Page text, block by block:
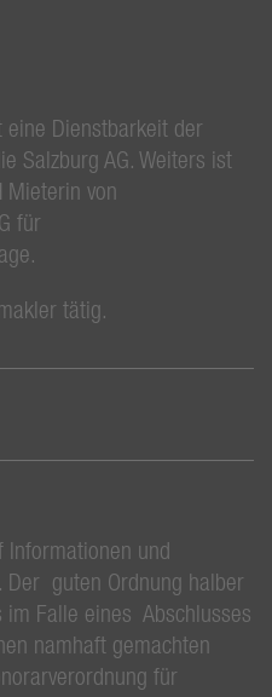
Dienstbarkeit der
Salzburg AG. Weiters ist
Mieterin von
für
tätig.
Informationen und
Der guten Ordnung halber
Falle eines Abschlusses
namhaft gemachten
für